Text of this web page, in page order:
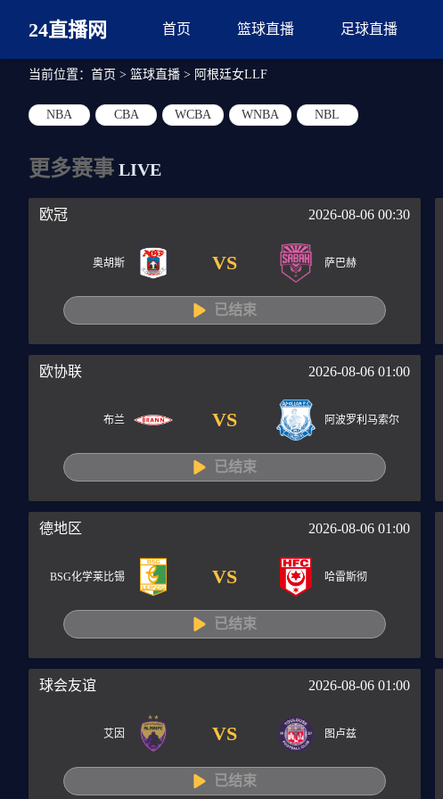
24直播网 首页 篮球直播 足球直播
当前位置： 首页 > 篮球直播 > 阿根廷女LLF
NBA CBA WCBA WNBA NBL
更多赛事 LIVE
欧冠 2026-08-06 00:30
奥胡斯 VS 萨巴赫
已结束
欧协联 2026-08-06 01:00
布兰 VS 阿波罗利马索尔
已结束
德地区 2026-08-06 01:00
BSG化学莱比锡 VS 哈雷斯彻
已结束
球会友谊 2026-08-06 01:00
艾因 VS 图卢兹
已结束